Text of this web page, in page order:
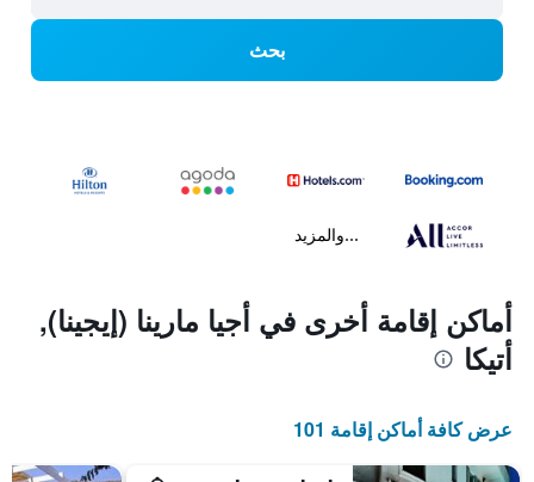
بحث
...والمزيد
أماكن إقامة أخرى في أجيا مارينا (إيجينا),
أتيكا
عرض كافة أماكن إقامة 101